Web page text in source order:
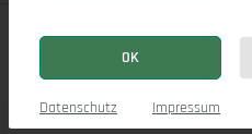
Sevilla Hockerbank
Bildergalerie überspringen
OK
Datenschutz Impressum